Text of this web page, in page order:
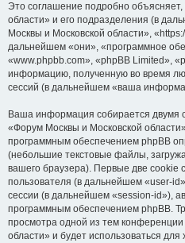
Это соглашение подробно
области» и его подразделения (в
Москвы и Московской области»,
дальнейшем «они», «программное
«www.phpbb.com», «phpBB Limited»,
информацию, полученную во время
сессий (в дальнейшем «ваша
Ваша информация собирается двумя
«Форум Москвы и Московской
программным обеспечением phpBB
(небольшие текстовые файлы,
вашего браузера). Первые две cookie
пользователя (в дальнейшем «user-
сессии (в дальнейшем «session-id»),
программным обеспечением phpBB.
просмотра одной из тем
области» и будет использоваться